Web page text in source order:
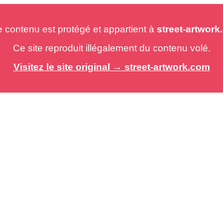
est protégé et appartient à street-
Ce site reproduit illégalement du contenu volé.
Visitez le site original → street-artwork.com